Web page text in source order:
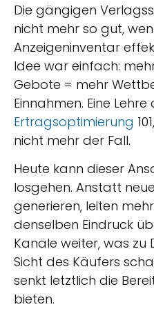
Die gängigen
nicht mehr so gut,
Anzeigeninventar
Idee war einfach:
Gebote = mehr
Einnahmen. Eine Lehre
Ertragsoptimierung
nicht mehr der Fall.
Heute kann dieser
losgehen. Anstatt
generieren, leiten
denselben Eindruck
Kanäle weiter, was zu
Sicht des Käufers
senkt letztlich die
bieten.